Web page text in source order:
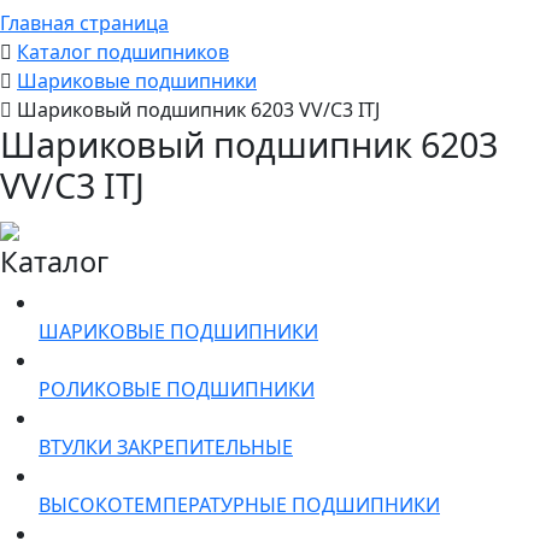
Главная страница
Каталог подшипников
Шариковые подшипники
Шариковый подшипник 6203 VV/C3 ITJ
Шариковый подшипник 6203
VV/C3 ITJ
Каталог
ШАРИКОВЫЕ ПОДШИПНИКИ
РОЛИКОВЫЕ ПОДШИПНИКИ
ВТУЛКИ ЗАКРЕПИТЕЛЬНЫЕ
ВЫСОКОТЕМПЕРАТУРНЫЕ ПОДШИПНИКИ